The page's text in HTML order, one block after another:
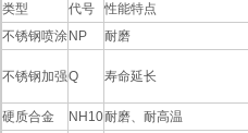
类型 代号 性能特点
不锈钢喷涂 NP 耐磨
不锈钢加强Q 寿命延长
硬质合金 NH10耐磨、耐高温